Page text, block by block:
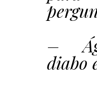
–
diabo